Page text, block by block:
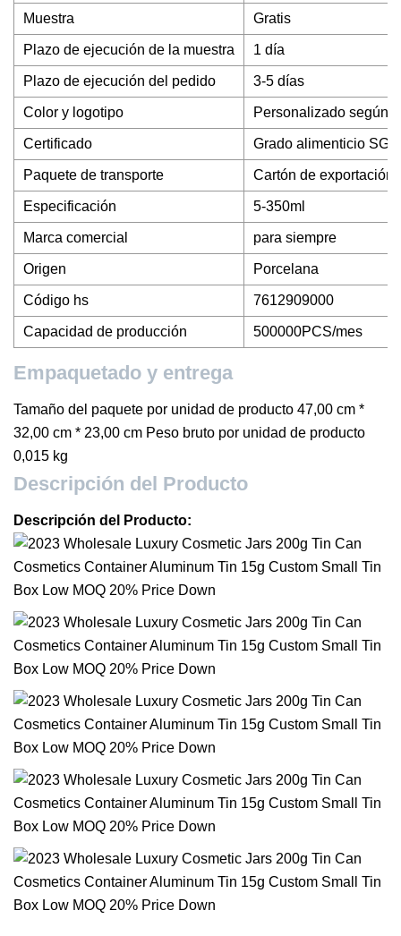
Muestra Gratis
Plazo de ejecución de la muestra 1 día
Plazo de ejecución del pedido 3-5 días
Color y logotipo Personalizado según
Certificado Grado alimenticio SGS
Paquete de transporte Cartón de exportación
Especificación 5-350ml
Marca comercial para siempre
Origen Porcelana
Código hs 7612909000
Capacidad de producción 500000PCS/mes
Empaquetado y entrega
Tamaño del paquete por unidad de producto 47,00 cm *
32,00 cm * 23,00 cm Peso bruto por unidad de producto
0,015 kg
Descripción del Producto
Descripción del Producto: